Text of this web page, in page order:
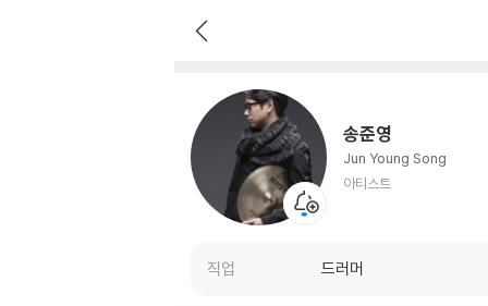
송준영
Jun Young Song
아티스트
직업 드러머